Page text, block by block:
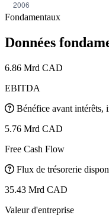
Fondamentaux
Données
6.86 Mrd CAD
EBITDA
Bénéfice avant intérêts,
5.76 Mrd CAD
Free Cash Flow
Flux de trésorerie
35.43 Mrd CAD
Valeur d'entreprise